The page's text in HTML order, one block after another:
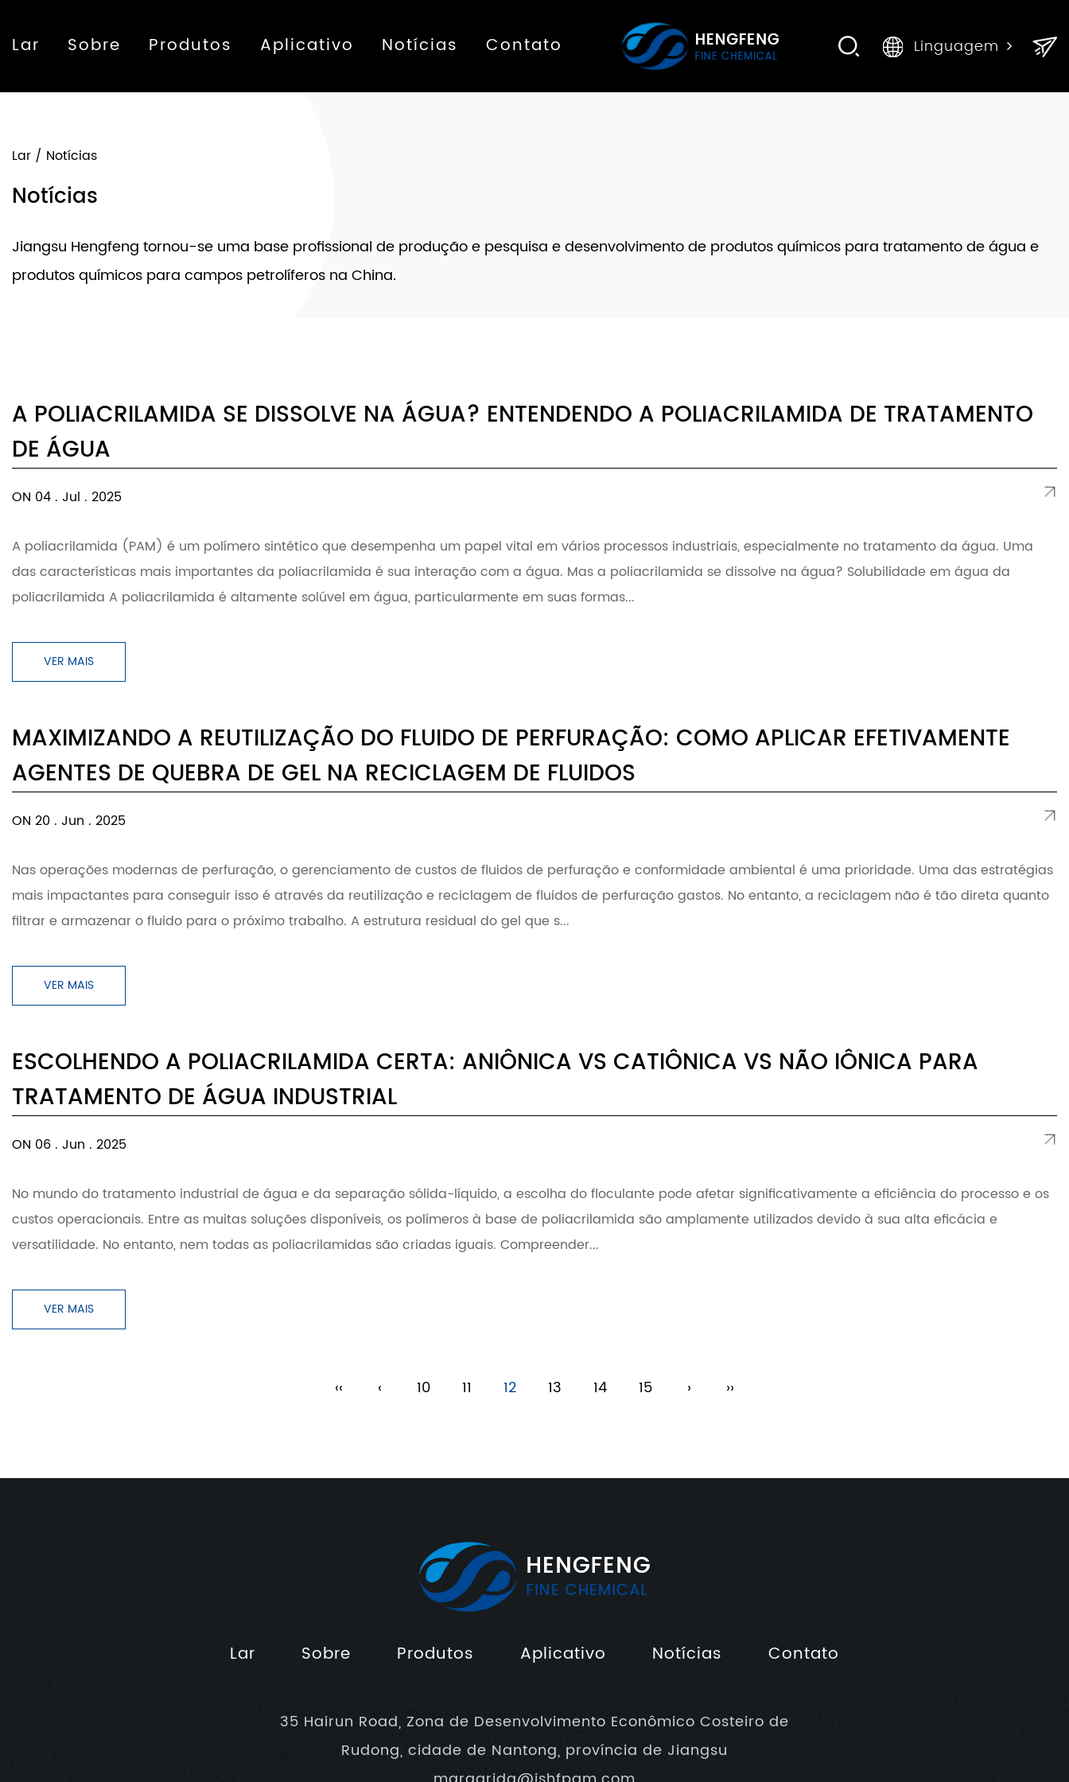
Lar Sobre Produtos Aplicativo Notícias Contato Linguagem
Lar / Notícias
Notícias
Jiangsu Hengfeng tornou-se uma base profissional de produção e pesquisa e desenvolvimento de produtos químicos para tratamento de água e
produtos químicos para campos petrolíferos na China.
A POLIACRILAMIDA SE DISSOLVE NA ÁGUA? ENTENDENDO A POLIACRILAMIDA DE TRATAMENTO
DE ÁGUA
ON 04 . Jul . 2025
A poliacrilamida (PAM) é um polímero sintético que desempenha um papel vital em vários processos industriais, especialmente no tratamento da água. Uma
das características mais importantes da poliacrilamida é sua interação com a água. Mas a poliacrilamida se dissolve na água? Solubilidade em água da
poliacrilamida A poliacrilamida é altamente solúvel em água, particularmente em suas formas...
VER MAIS
MAXIMIZANDO A REUTILIZAÇÃO DO FLUIDO DE PERFURAÇÃO: COMO APLICAR EFETIVAMENTE
AGENTES DE QUEBRA DE GEL NA RECICLAGEM DE FLUIDOS
ON 20 . Jun . 2025
Nas operações modernas de perfuração, o gerenciamento de custos de fluidos de perfuração e conformidade ambiental é uma prioridade. Uma das estratégias
mais impactantes para conseguir isso é através da reutilização e reciclagem de fluidos de perfuração gastos. No entanto, a reciclagem não é tão direta quanto
filtrar e armazenar o fluido para o próximo trabalho. A estrutura residual do gel que s...
VER MAIS
ESCOLHENDO A POLIACRILAMIDA CERTA: ANIÔNICA VS CATIÔNICA VS NÃO IÔNICA PARA
TRATAMENTO DE ÁGUA INDUSTRIAL
ON 06 . Jun . 2025
No mundo do tratamento industrial de água e da separação sólida-líquido, a escolha do floculante pode afetar significativamente a eficiência do processo e os
custos operacionais. Entre as muitas soluções disponíveis, os polímeros à base de poliacrilamida são amplamente utilizados devido à sua alta eficácia e
versatilidade. No entanto, nem todas as poliacrilamidas são criadas iguais. Compreender...
VER MAIS
‹‹ ‹ 10 11 12 13 14 15 › ››
Lar Sobre Produtos Aplicativo Notícias Contato
35 Hairun Road, Zona de Desenvolvimento Econômico Costeiro de
Rudong, cidade de Nantong, província de Jiangsu